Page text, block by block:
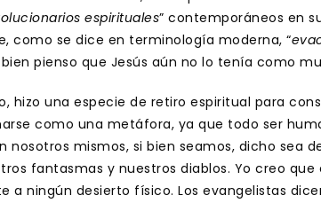
espirituales” contemporáneos en
como se dice en terminología moderna, “
pienso que Jesús aún no lo tenía como
hizo una especie de retiro espiritual para
como una metáfora, ya que todo ser
nosotros mismos, si bien seamos, dicho sea
fantasmas y nuestros diablos. Yo creo
a ningún desierto físico. Los evangelistas